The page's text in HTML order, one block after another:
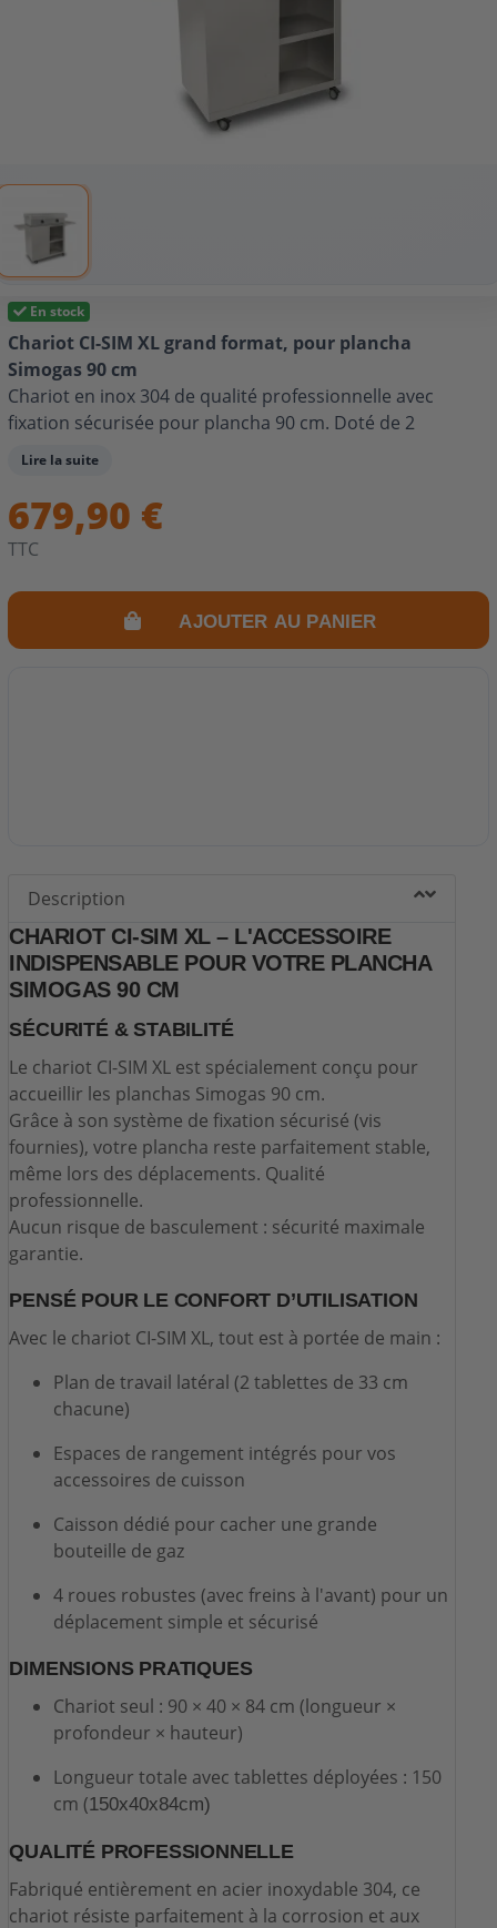
En stock
Chariot CI-SIM XL grand format, pour plancha
Simogas 90 cm
Chariot en inox 304 de qualité professionnelle avec
fixation sécurisée pour plancha 90 cm. Doté de 2
tablettes latérales, rangements, caisson pour bouteille
extérieur avec confort et sécurité.
Dimensions : 90 (longueur) x 40 (grand) x 84cm (hauteur)
avec tablette de 150cm).
Lire la suite
679,90 €
TTC
AJOUTER AU PANIER
Description
CHARIOT CI-SIM XL – L'ACCESSOIRE
INDISPENSABLE POUR VOTRE PLANCHA
SIMOGAS 90 CM
SÉCURITÉ & STABILITÉ
Le chariot CI-SIM XL est spécialement conçu pour
accueillir les planchas Simogas 90 cm.
Grâce à son système de fixation sécurisé (vis
fournies), votre plancha reste parfaitement stable,
même lors des déplacements. Qualité
professionnelle.
Aucun risque de basculement : sécurité maximale
garantie.
PENSÉ POUR LE CONFORT D’UTILISATION
Avec le chariot CI-SIM XL, tout est à portée de main :
Plan de travail latéral (2 tablettes de 33 cm
chacune)
Espaces de rangement intégrés pour vos
accessoires de cuisson
Caisson dédié pour cacher une grande
bouteille de gaz
4 roues robustes (avec freins à l'avant) pour un
déplacement simple et sécurisé
DIMENSIONS PRATIQUES
Chariot seul : 90 × 40 × 84 cm (longueur ×
profondeur × hauteur)
Longueur totale avec tablettes déployées : 150
cm (150x40x84cm)
QUALITÉ PROFESSIONNELLE
Fabriqué entièrement en acier inoxydable 304, ce
chariot résiste parfaitement à la corrosion et aux